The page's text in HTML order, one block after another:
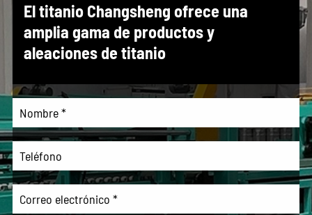
El titanio Changsheng ofrece una
amplia gama de productos y
aleaciones de titanio